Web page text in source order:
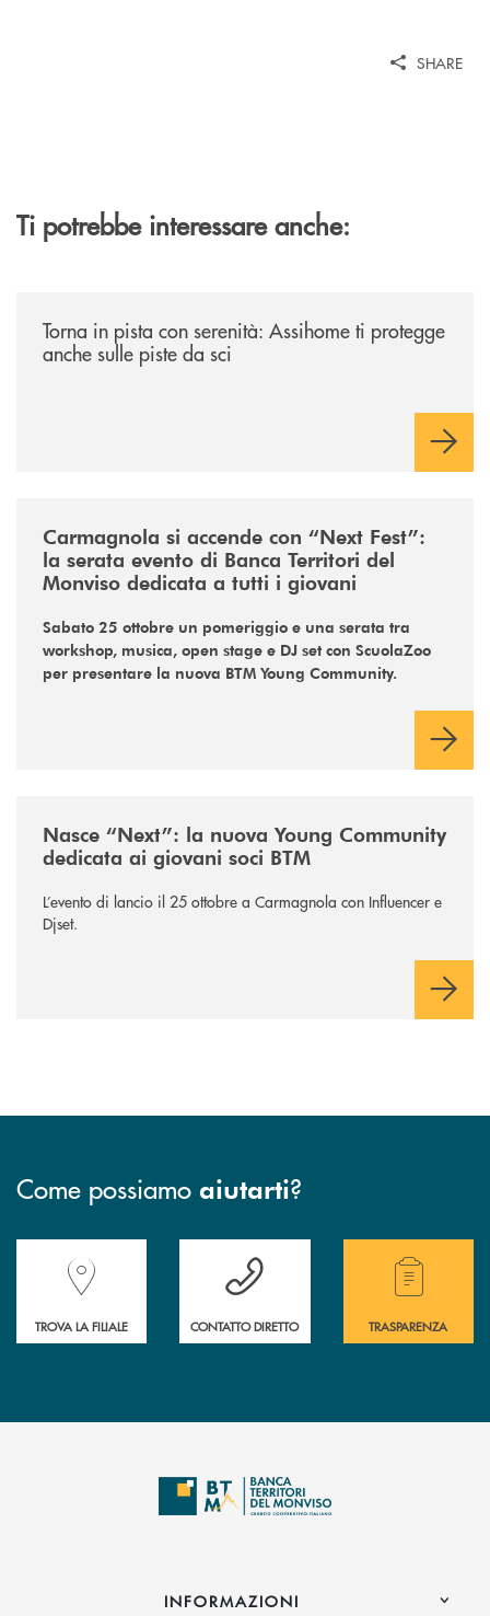
SHARE
Ti potrebbe interessare anche:
Torna in pista con serenità: Assihome ti protegge
anche sulle piste da sci
Carmagnola si accende con “Next Fest”:
la serata evento di Banca Territori del
Monviso dedicata a tutti i giovani
Sabato 25 ottobre un pomeriggio e una serata tra
workshop, musica, open stage e DJ set con ScuolaZoo
per presentare la nuova BTM Young Community.
Nasce “Next”: la nuova Young Community
dedicata ai giovani soci BTM
L’evento di lancio il 25 ottobre a Carmagnola con Influencer e
Djset.
Come possiamo aiutarti?
Accedi all' elenco completo delle filiali della Banca.
TROVA LA FILIALE
Hai bisogno di assistenza immediata?
CONTATTO DIRETTO
Hai bisogno di
TRASPARENZA
INFORMAZIONI